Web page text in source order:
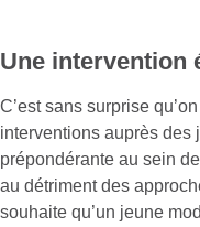
Une intervention
C’est sans surprise
interventions auprès des
prépondérante au sein
au détriment des
souhaite qu’un jeune